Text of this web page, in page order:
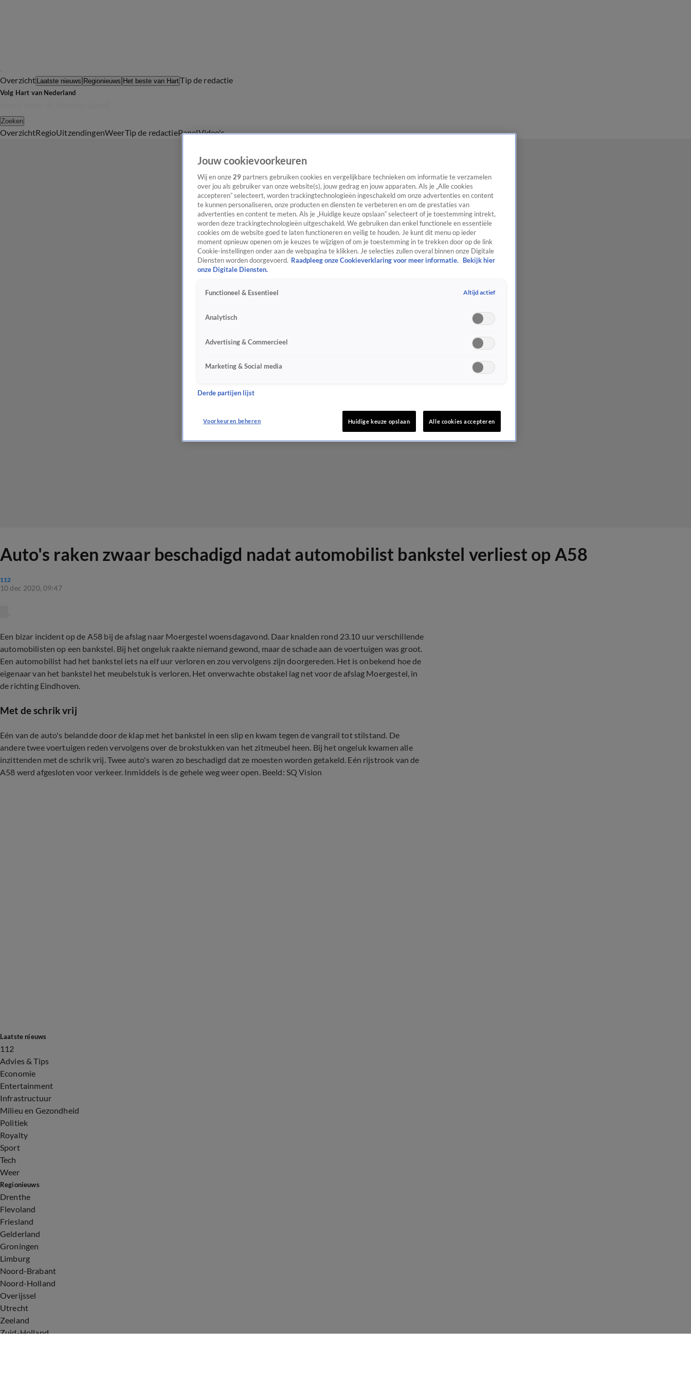
Overzicht Laatste nieuws Regionieuws Het beste van HartTip de redactie
Volg Hart van Nederland
Zoeken
OverzichtRegioUitzendingenWeerTip de redactiePanelVideo's
Auto's raken zwaar beschadigd nadat automobilist bankstel verliest op A58
112
10 dec 2020, 09:47
Een bizar incident op de A58 bij de afslag naar Moergestel woensdagavond. Daar knalden rond 23.10 uur verschillende
automobilisten op een bankstel. Bij het ongeluk raakte niemand gewond, maar de schade aan de voertuigen was groot.
Een automobilist had het bankstel iets na elf uur verloren en zou vervolgens zijn doorgereden. Het is onbekend hoe de
eigenaar van het bankstel het meubelstuk is verloren. Het onverwachte obstakel lag net voor de afslag Moergestel, in
de richting Eindhoven.
Met de schrik vrij
Eén van de auto's belandde door de klap met het bankstel in een slip en kwam tegen de vangrail tot stilstand. De
andere twee voertuigen reden vervolgens over de brokstukken van het zitmeubel heen. Bij het ongeluk kwamen alle
inzittenden met de schrik vrij. Twee auto's waren zo beschadigd dat ze moesten worden getakeld. Eén rijstrook van de
A58 werd afgesloten voor verkeer. Inmiddels is de gehele weg weer open. Beeld: SQ Vision
Laatste nieuws
112
Advies & Tips
Economie
Entertainment
Infrastructuur
Milieu en Gezondheid
Politiek
Royalty
Sport
Tech
Weer
Regionieuws
Drenthe
Flevoland
Friesland
Gelderland
Groningen
Limburg
Noord-Brabant
Noord-Holland
Overijssel
Utrecht
Zeeland
Zuid-Holland
Jouw cookievoorkeuren
Wij en onze 29 partners gebruiken cookies en vergelijkbare technieken om informatie te verzamelen
over jou als gebruiker van onze website(s), jouw gedrag en jouw apparaten. Als je „Alle cookies
accepteren” selecteert, worden trackingtechnologieën ingeschakeld om onze advertenties en content
te kunnen personaliseren, onze producten en diensten te verbeteren en om de prestaties van
advertenties en content te meten. Als je „Huidige keuze opslaan” selecteert of je toestemming intrekt,
worden deze trackingtechnologieën uitgeschakeld. We gebruiken dan enkel functionele en essentiële
cookies om de website goed te laten functioneren en veilig te houden. Je kunt dit menu op ieder
moment opnieuw openen om je keuzes te wijzigen of om je toestemming in te trekken door op de link
Cookie-instellingen onder aan de webpagina te klikken. Je selecties zullen overal binnen onze Digitale
Diensten worden doorgevoerd. Raadpleeg onze Cookieverklaring voor meer informatie.
Bekijk hier
onze Digitale Diensten.
Functioneel & Essentieel Altijd actief
Analytisch
Advertising & Commercieel
Marketing & Social media
Derde partijen lijst
Voorkeuren beheren Huidige keuze opslaan Alle cookies accepteren